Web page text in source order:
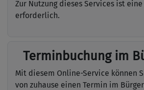
Zur Nutzung dieses Services ist
erforderlich.
Terminbuchung im
Mit diesem Online-Service können
von zuhause einen Termin im